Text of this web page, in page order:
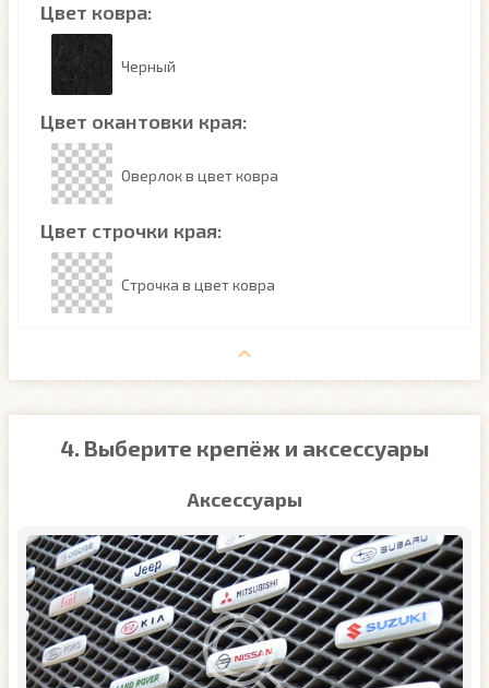
Цвет ковра:
Черный
Цвет окантовки края:
Оверлок в цвет ковра
Цвет строчки края:
Строчка в цвет ковра
4. Выберите крепёж и аксессуары
Аксессуары